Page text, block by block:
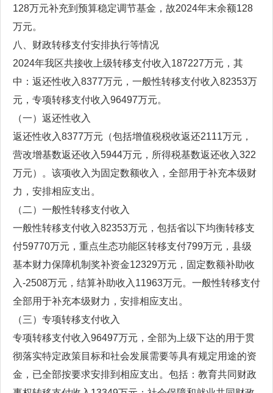
128万元补充到预算稳定调节基金，故2024年末余额128
万元。
八、财政转移支付安排执行等情况
2024年我区共接收上级转移支付收入187227万元，其
中：返还性收入8377万元，一般性转移支付收入82353万
元，专项转移支付收入96497万元。
（一）返还性收入
返还性收入8377万元（包括增值税税收返还2111万元，
营改增基数返还收入5944万元，所得税基数返还收入322
万元）。该项收入为固定数额收入，全部用于补充本级财
力，安排相应支出。
（二）一般性转移支付收入
一般性转移支付收入82353万元，包括省以下均衡转移支
付59770万元，重点生态功能区转移支付799万元，县级
基本财力保障机制奖补资金12329万元，固定数额补助收
入-2508万元，结算补助收入11963万元。一般性转移支付
全部用于补充本级财力，安排相应支出。
（三）专项转移支付收入
专项转移支付收入96497万元，全部为上级下达的用于贯
彻落实特定政策目标和社会发展需要等具有规定用途的资
金，已全部按要求安排到相应支出。包括：教育共同财政